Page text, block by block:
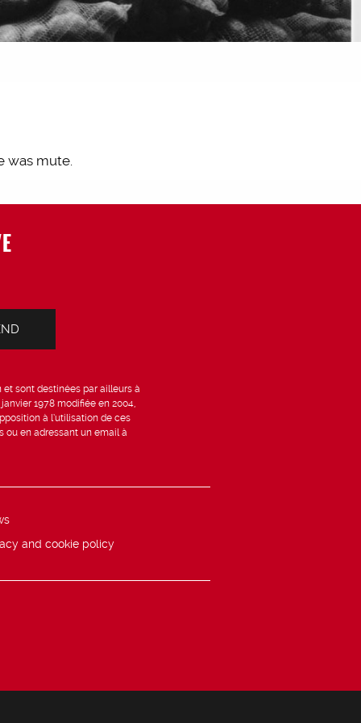
was mute.
sont destinées par ailleurs à
1978 modifiée en 2004,
à l’utilisation de ces
ou en adressant un email à
and cookie policy